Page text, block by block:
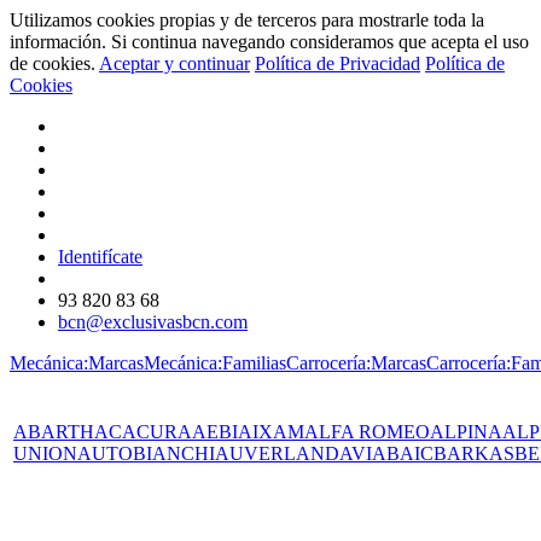
Utilizamos cookies propias y de terceros para mostrarle toda la
información. Si continua navegando consideramos que acepta el uso
de cookies. Aceptar y continuar Política de Privacidad Política de
Cookies
Identifícate
93 820 83 68
bcn@exclusivasbcn.com
Mecánica:MarcasMecánica:FamiliasCarrocería:Marcas
ABARTHACACURAAEBIAIXAMALFA ROMEOALPINA
UNIONAUTOBIANCHIAUVERLANDAVIABAICBARKAS